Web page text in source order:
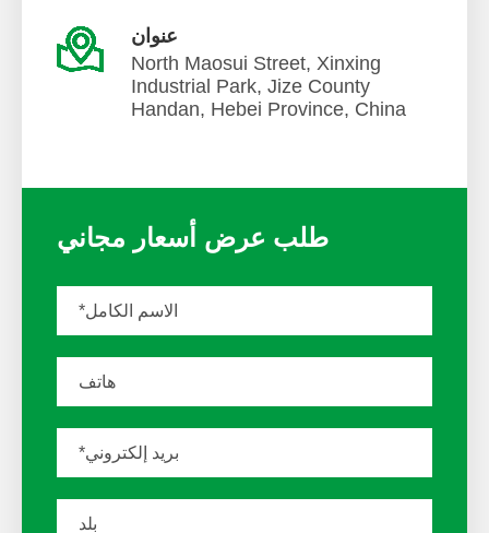
عنوان
North Maosui Street, Xinxing
Industrial Park, Jize County
Handan, Hebei Province, China
طلب عرض أسعار مجاني